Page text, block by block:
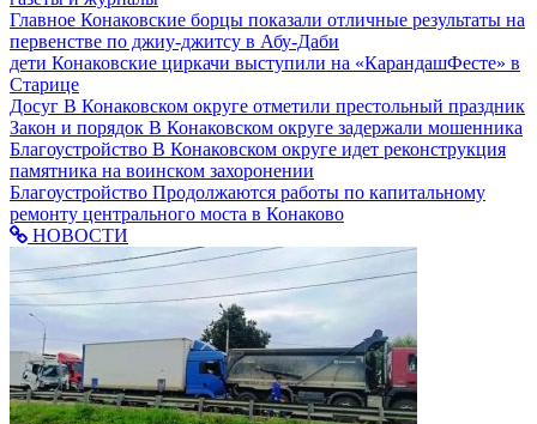
Главное Конаковские борцы показали отличные результаты на
первенстве по джиу-джитсу в Абу-Даби
дети Конаковские циркачи выступили на «КарандашФесте» в
Старице
Досуг В Конаковском округе отметили престольный праздник
Закон и порядок В Конаковском округе задержали мошенника
Благоустройство В Конаковском округе идет реконструкция
памятника на воинском захоронении
Благоустройство Продолжаются работы по капитальному
ремонту центрального моста в Конаково
НОВОСТИ